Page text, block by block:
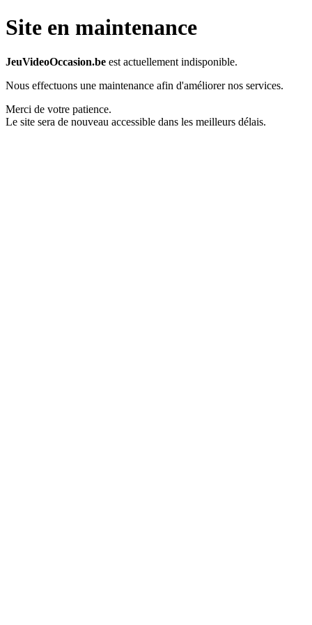
Site en maintenance
JeuVideoOccasion.be est actuellement indisponible.
Nous effectuons une maintenance afin d'améliorer nos services.
Merci de votre patience.
Le site sera de nouveau accessible dans les meilleurs délais.